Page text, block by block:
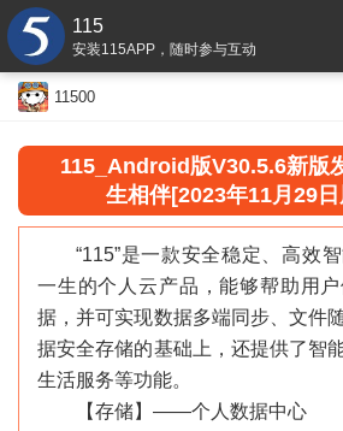
115
安装115APP，随时参与互动
11500
115_ Android版V30.5.6新
生相伴[2023年11月29
“115”是一款安全稳定、高效
一生的个人云产品，能够帮助用
据，并可实现数据多端同步、文件
据安全存储的基础上，还提供了智
生活服务等功能。
【存储】——个人数据中心